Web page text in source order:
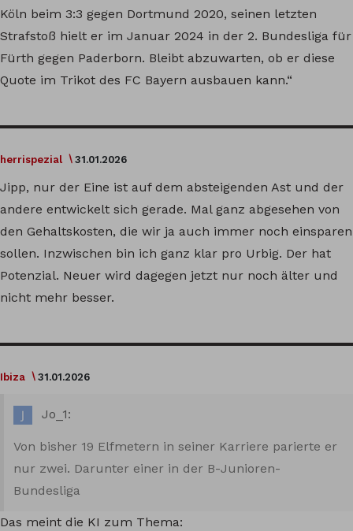
Köln beim 3:3 gegen Dortmund 2020, seinen letzten
Strafstoß hielt er im Januar 2024 in der 2. Bundesliga für
Fürth gegen Paderborn. Bleibt abzuwarten, ob er diese
Quote im Trikot des FC Bayern ausbauen kann.“
herrispezial 31.01.2026
Jipp, nur der Eine ist auf dem absteigenden Ast und der
andere entwickelt sich gerade. Mal ganz abgesehen von
den Gehaltskosten, die wir ja auch immer noch einsparen
sollen. Inzwischen bin ich ganz klar pro Urbig. Der hat
Potenzial. Neuer wird dagegen jetzt nur noch älter und
nicht mehr besser.
Ibiza 31.01.2026
Jo_1:
Von bisher 19 Elfmetern in seiner Karriere parierte er
nur zwei. Darunter einer in der B-Junioren-
Bundesliga
Das meint die KI zum Thema: